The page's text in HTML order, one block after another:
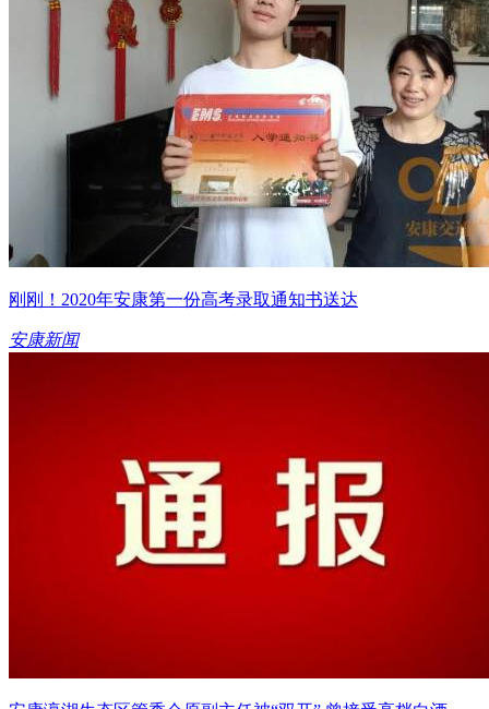
刚刚！2020年安康第一份高考录取通知书送达
安康新闻